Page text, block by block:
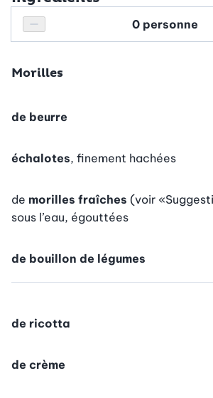
Réduire le nombre de personnes
Personnes
Morilles
de beurre
échalotes, finement hachées
de morilles fraîches (voir
sous l’eau, égouttées
de bouillon de légumes
de ricotta
de crème